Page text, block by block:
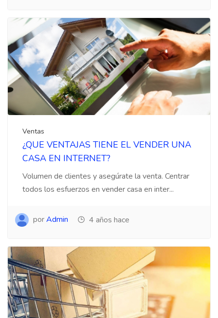
Ventas
¿QUE VENTAJAS TIENE EL VENDER UNA
CASA EN INTERNET?
Volumen de clientes y asegúrate la venta. Centrar
todos los esfuerzos en vender casa en inter...
porAdmin 4 años hace